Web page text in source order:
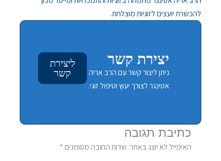
להכשרת יועצים לזוגיות מוצלחת.
יצירת קשר
ניתן ליצור קשר עם הרב אריה
אטינגר לצורך יעוץ וטיפול זוגי.
ליצירת
קשר
כתיבת תגובה
האימייל לא יוצג באתר. שדות החובה מסומנים*